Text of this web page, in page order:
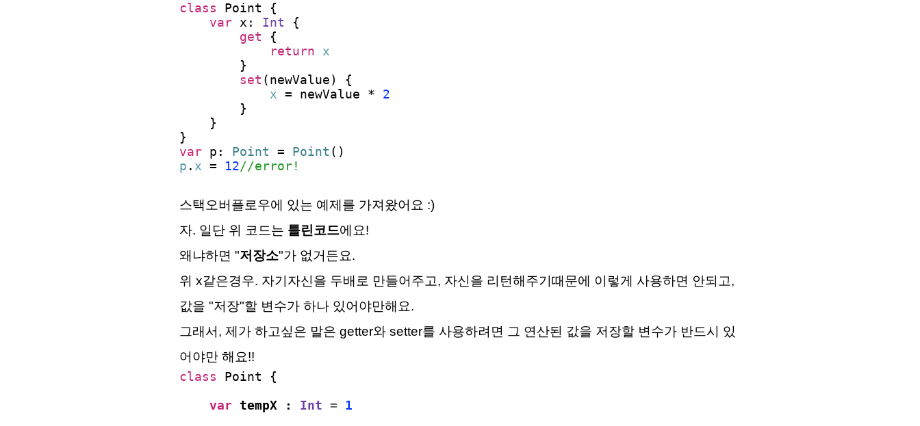
class Point {
var x: Int {
get {
return
x
}
set (newValue) {
x = newValue * 2
}
}
}
var p: Point = Point ()
p . x = 12//error!
스택오버플로우에 있는 예제를 가져왔어요 :)
자. 일단 위 코드는 틀린코드에요!
왜냐하면 "저장소"가 없거든요.
위 x같은경우. 자기자신을 두배로 만들어주고, 자신을 리턴해주기때문에 이렇게 사용하면 안되고,
값을 "저장"할 변수가 하나 있어야만해요.
그래서, 제가 하고싶은 말은 getter와 setter를 사용하려면 그 연산된 값을 저장할 변수가 반드시 있
어야만 해요!!
class Point {
var tempX : Int = 1